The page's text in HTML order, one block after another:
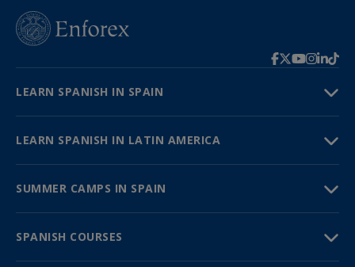
LEARN SPANISH IN SPAIN
LEARN SPANISH IN LATIN AMERICA
SUMMER CAMPS IN SPAIN
SPANISH COURSES